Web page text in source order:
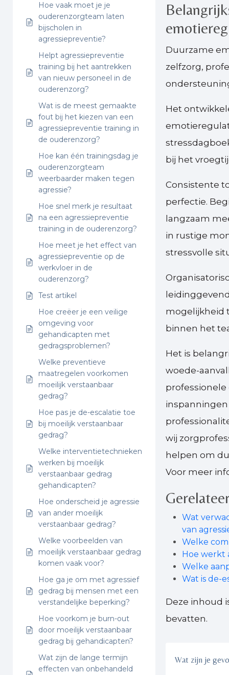
Hoe vaak moet je je
ouderenzorgteam laten
bijscholen in
agressiepreventie?
Helpt agressiepreventie
training bij het aantrekken
van nieuw personeel in de
ouderenzorg?
Wat is de meest gemaakte
fout bij het kiezen van een
agressiepreventie training in
de ouderenzorg?
Hoe kan één trainingsdag je
ouderenzorgteam
weerbaarder maken tegen
agressie?
Hoe snel merk je resultaat
na een agressiepreventie
training in de ouderenzorg?
Hoe meet je het effect van
agressiepreventie op de
werkvloer in de
ouderenzorg?
Test artikel
Hoe creëer je een veilige
omgeving voor
gehandicapten met
gedragsproblemen?
Welke preventieve
maatregelen voorkomen
moeilijk verstaanbaar
gedrag?
Hoe pas je de-escalatie toe
bij moeilijk verstaanbaar
gedrag?
Welke interventietechnieken
werken bij moeilijk
verstaanbaar gedrag
gehandicapten?
Hoe onderscheid je agressie
van ander moeilijk
verstaanbaar gedrag?
Welke voorbeelden van
moeilijk verstaanbaar gedrag
komen vaak voor?
Hoe ga je om met agressief
gedrag bij mensen met een
verstandelijke beperking?
Hoe voorkom je burn-out
door moeilijk verstaanbaar
gedrag bij gehandicapten?
Wat zijn de lange termijn
effecten van onbehandeld
Duurzame
zelfzorg,
Het
bij het
Consistente
perfectie.
langzaam
in rustige
stressvolle
mogelijkheid
binnen het
Het is
woede-
inspanningen
wij
helpen om
Voor meer
Wat
van
Welke
Hoe werkt
Welke
Wat is de-
Deze inhoud
bevatten.
Wat zijn je